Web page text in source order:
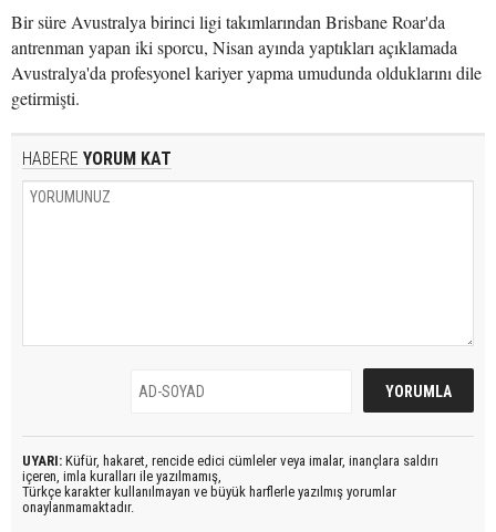
Bir süre Avustralya birinci ligi takımlarından Brisbane Roar'da
antrenman yapan iki sporcu, Nisan ayında yaptıkları açıklamada
Avustralya'da profesyonel kariyer yapma umudunda olduklarını dile
getirmişti.
HABERE YORUM KAT
UYARI: Küfür, hakaret, rencide edici cümleler veya imalar, inançlara saldırı
içeren, imla kuralları ile yazılmamış,
Türkçe karakter kullanılmayan ve büyük harflerle yazılmış yorumlar
onaylanmamaktadır.